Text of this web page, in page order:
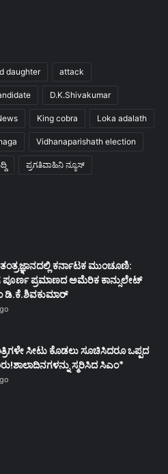
daughter attack
D.K.Shivakumar
King cobra Loka adalath
Vidhanaparishath election
ಪ್ರಗತಿವಾಹಿನಿ ನ್ಯೂಸ್
ಕರ್ನಾಟಕ ಮುಂಚೂಣಿ:
ಪ್ರಮಾಣದ ಅಮೆರಿಕ ಕಾನ್ಸುಲೇಟ್
ಡಿ.ಕೆ.ಶಿವಕುಮಾರ್
ಸೀಟು ಕೊಡಲು ಸೂಚಿಸಿದರೂ ಒಪ್ಪದ
ಸ್ಮರಿಸಿದ ಸಿಎಂ*